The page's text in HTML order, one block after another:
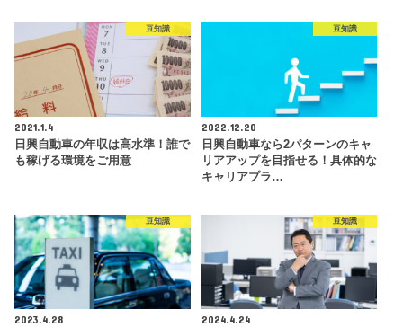
豆知識
2021.1.4
日興自動車の年収は高水準！誰で
も稼げる環境をご用意
豆知識
2022.12.20
日興自動車なら2パターンのキャ
リアアップを目指せる！具体的な
キャリアプラ…
豆知識
2023.4.28
豆知識
2024.4.24